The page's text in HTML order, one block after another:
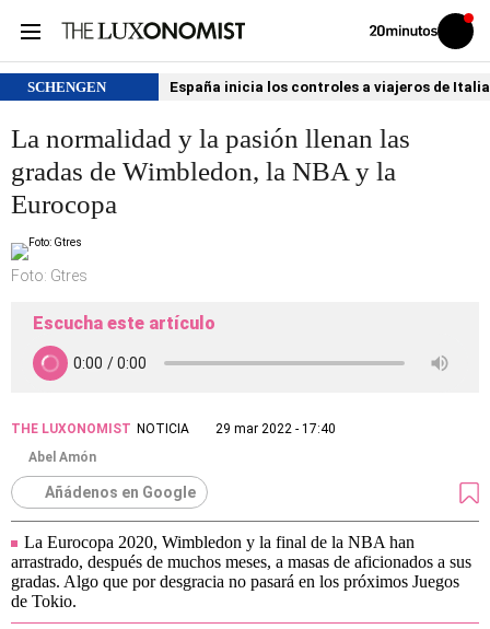
Volver
Iniciar
sesión
SCHENGEN España inicia los controles a viajeros de
La normalidad y la pasión llenan las
gradas de Wimbledon, la NBA y la
Eurocopa
Foto: Gtres
Escucha este artículo
THE LUXONOMIST NOTICIA
29 mar 2022 - 17:40
Abel Amón
Añádenos en Google
La Eurocopa 2020, Wimbledon y la final de la NBA han
arrastrado, después de muchos meses, a masas de aficionados a sus
gradas. Algo que por desgracia no pasará en los próximos Juegos
de Tokio.